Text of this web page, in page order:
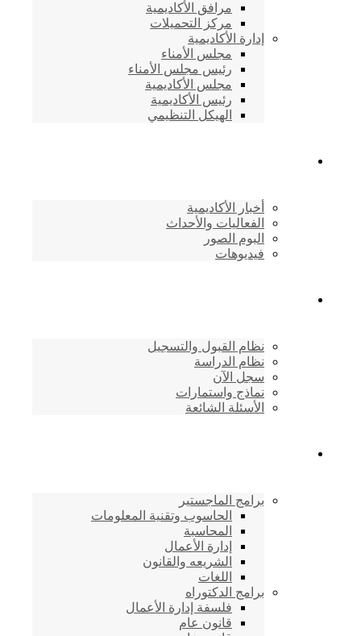
مرافق الأكاديمية
مركز التحميلات
إدارة الأكاديمية
مجلس الأمناء
رئيس مجلس الأمناء
مجلس الأكاديمية
رئيس الأكاديمية
الهيكل التنظيمي
أخبار الأكاديمية
الفعاليات والأحداث
البوم الصور
فيديوهات
نظام القبول والتسجيل
نظام الدراسة
سجل الآن
نماذج واستمارات
الأسئلة الشائعة
برامج الماجستير
الحاسوب وتقنية المعلومات
المحاسبة
إدارة الأعمال
الشريعه والقانون
اللغات
برامج الدكتوراه
فلسفة إدارة الأعمال
قانون عام